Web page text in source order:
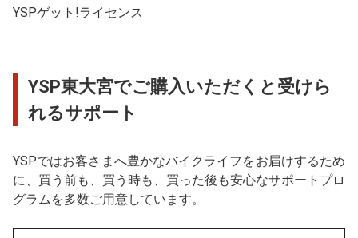
YSPゲット!ライセンス
YSP東大宮でご購入いただくと受けら
れるサポート
YSPではお客さまへ豊かなバイクライフをお届けするため
に、買う前も、買う時も、買った後も安心なサポートプロ
グラムを多数ご用意しています。